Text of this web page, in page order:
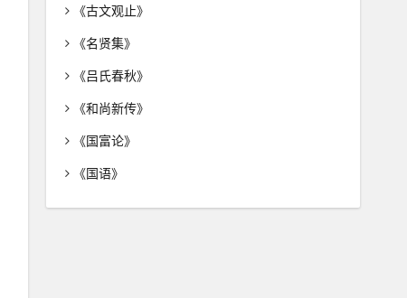
《古文观止》
《名贤集》
《吕氏春秋》
《和尚新传》
《国富论》
《国语》